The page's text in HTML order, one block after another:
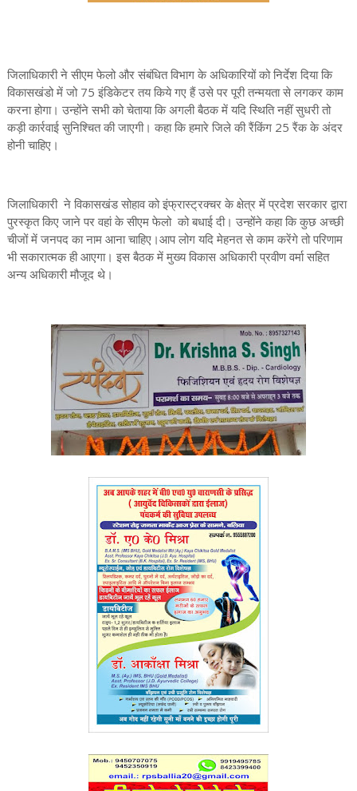
जिलाधिकारी ने सीएम फेलो और संबंधित विभाग के अधिकारियों को निर्देश दिया कि
विकासखंडो में जो 75 इंडिकेटर तय किये गए हैं उसे पर पूरी तन्मयता से लगकर काम
करना होगा। उन्होंने सभी को चेताया कि अगली बैठक में यदि स्थिति नहीं सुधरी तो
कड़ी कार्रवाई सुनिश्चित की जाएगी। कहा कि हमारे जिले की रैंकिंग 25 रैंक के अंदर
होनी चाहिए।
जिलाधिकारी ने विकासखंड सोहाव को इंफ्रास्ट्रक्चर के क्षेत्र में प्रदेश सरकार द्वारा
पुरस्कृत किए जाने पर वहां के सीएम फेलो को बधाई दी। उन्होंने कहा कि कुछ अच्छी
चीजों में जनपद का नाम आना चाहिए।आप लोग यदि मेहनत से काम करेंगे तो परिणाम
भी सकारात्मक ही आएगा। इस बैठक में मुख्य विकास अधिकारी प्रवीण वर्मा सहित
अन्य अधिकारी मौजूद थे।